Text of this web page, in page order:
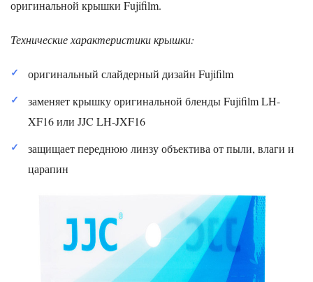
оригинальной крышки Fujifilm.
Технические характеристики крышки:
оригинальный слайдерный дизайн Fujifilm
заменяет крышку оригинальной бленды Fujifilm LH-
XF16 или JJC LH-JXF16
защищает переднюю линзу объектива от пыли, влаги и
царапин